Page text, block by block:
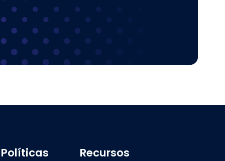
Políticas Recursos